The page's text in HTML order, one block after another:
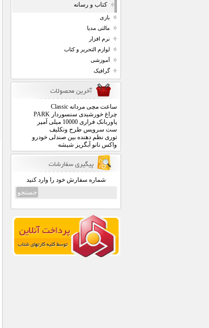
کتاب و رسانه
بازی
مالتی مدیا
نرم افزار
لوازم التحریر و کتاب
آموزشی
گرافیک
ساعت مچی مردانه Classic
چراغ خورشیدی سنسوردار PARK
پاوربانک فراری 10000 میلی آمپر
ست سرویس طرح ونکلیف
توری نظم دهنده بین صندلی خودرو
واکس نانو آبگریز شیشه
شماره سفارش خود را وارد کنید